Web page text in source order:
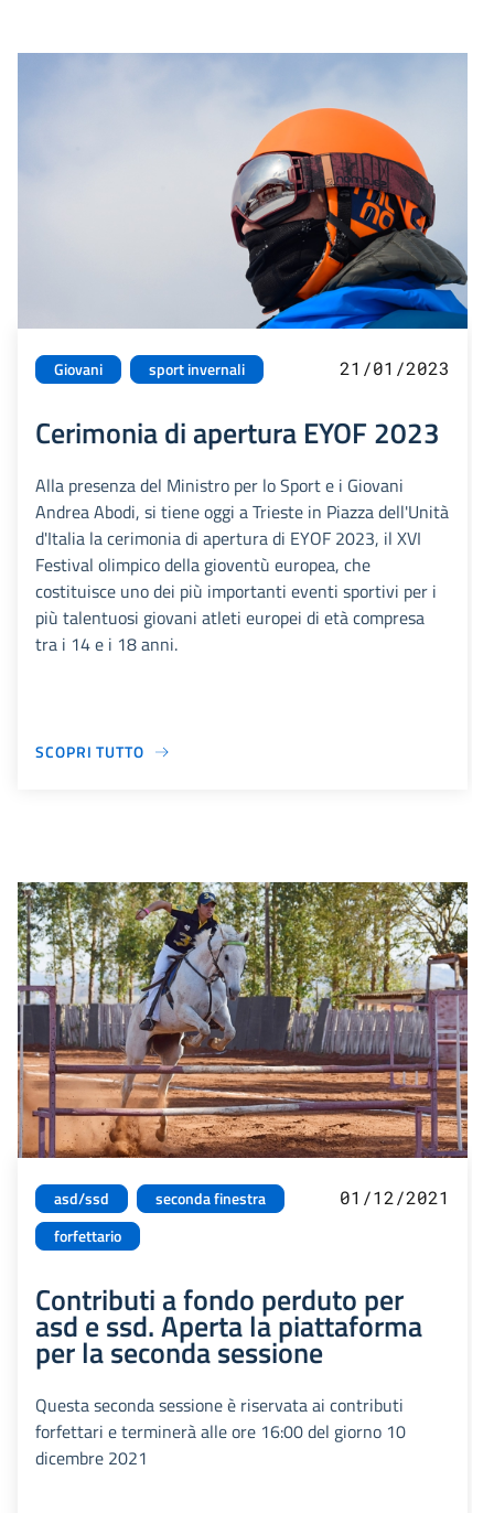
Giovani sport invernali 21/01/2023
Cerimonia di apertura EYOF 2023
Alla presenza del Ministro per lo Sport e i Giovani
Andrea Abodi, si tiene oggi a Trieste in Piazza dell'Unità
d'Italia la cerimonia di apertura di EYOF 2023, il XVI
Festival olimpico della gioventù europea, che
costituisce uno dei più importanti eventi sportivi per i
più talentuosi giovani atleti europei di età compresa
tra i 14 e i 18 anni.
SCOPRI TUTTO
asd/ssd
seconda finestra
forfettario
01/12/2021
Contributi a fondo perduto per
asd e ssd. Aperta la piattaforma
per la seconda sessione
Questa seconda sessione è riservata ai contributi
forfettari e terminerà alle ore 16:00 del giorno 10
dicembre 2021